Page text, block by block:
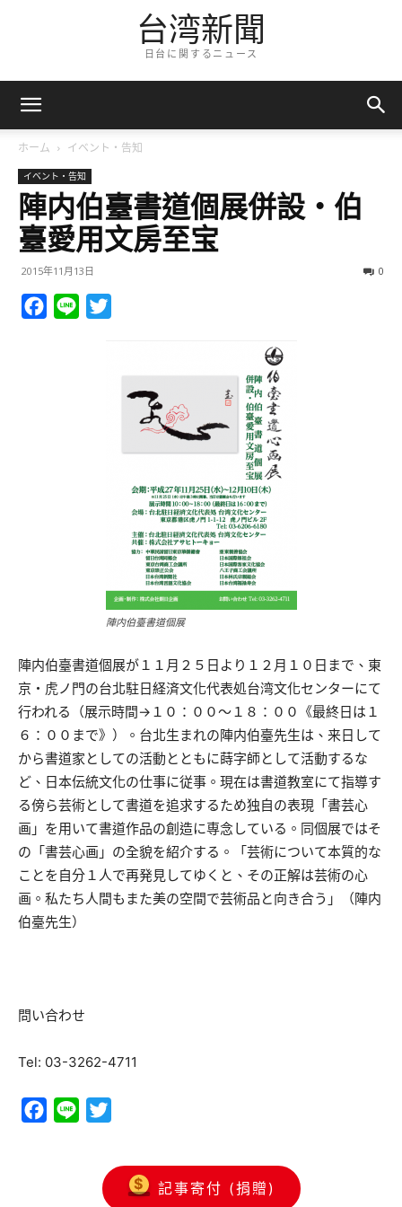
台湾新聞
日台に関するニュース
ホーム イベント・告知
イベント・告知
陣内伯臺書道個展併設・伯
臺愛用文房至宝
2015年11月13日 0
Facebook
Line
陣内伯臺書道個展
陣内伯臺書道個展が１１月２５日より１２月１０日まで、東
京・虎ノ門の台北駐日経済文化代表処台湾文化センターにて
行われる（展示時間→１０：００～１８：００《最終日は１
６：００まで》）。台北生まれの陣内伯臺先生は、来日して
から書道家としての活動とともに蒔字師として活動するな
ど、日本伝統文化の仕事に従事。現在は書道教室にて指導す
る傍ら芸術として書道を追求するため独自の表現「書芸心
画」を用いて書道作品の創造に専念している。同個展ではそ
の「書芸心画」の全貌を紹介する。「芸術について本質的な
ことを自分１人で再発見してゆくと、その正解は芸術の心
画。私たち人間もまた美の空間で芸術品と向き合う」（陣内
伯臺先生）
問い合わせ
Tel: 03-3262-4711
Facebook
Line
記事寄付 (捐贈)